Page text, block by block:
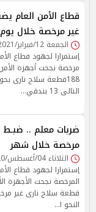
غير مرخصة خلال
الجمعة 12/فبراير/2021 - 04:46 م
إستمرارا لجهود فطاع
التالى 13 بندقي…
مرخصة خلال شهر
الثلاثاء 04/أغسطس/2020 - 02:01 م
إستمرارا لجهود قطاع
النحو ا…